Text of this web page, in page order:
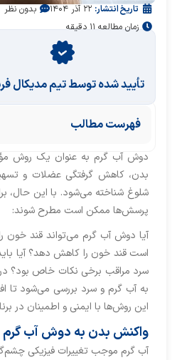
تاریخ انتشار: ۲۲ آذر ۱۴۰۴
بدون نظر
زمان مطالعه ۱۱ دقیقه
تأیید‌‌‌‌‌‌‌ شده توسط تیم مدیکال
فهرست مطالب
دوش آب گرم به عنوان یک روش
بدن، کاهش گرفتگی عضلات و
شلوغ شناخته می‌شود. با این حال،
پرسش‌ها ممکن است مطرح شوند:
آیا دوش آب گرم می‌تواند قند خون
است قند خون را کاهش دهد؟ آیا
سرد مراقب برخی نکات خاص بود؟
به آب گرم و سرد بررسی می‌شود تا
این روش‌ها با ایمنی و اطمینان در
واکنش بدن به دوش آب گرم
آب گرم موجب تغییرات فیزیکی